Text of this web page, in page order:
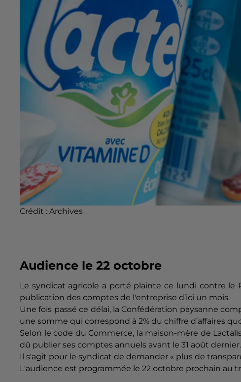
Crédit : Archives
Audience le 22 octobre
Le syndicat agricole a porté plainte ce lundi contre
publication des comptes de l'entreprise d’ici un mois.
Une fois passé ce délai, la Confédération paysanne
une somme qui correspond à 2% du chiffre d’affaires
Selon le code du Commerce, la maison-mère de
dû publier ses comptes annuels avant le 31 août dernier.
Il s'agit pour le syndicat de demander « plus de
L'audience est programmée le 22 octobre prochain au